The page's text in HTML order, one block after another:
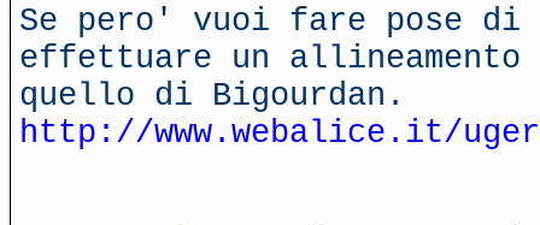
Se pero' vuoi fare pose di
effettuare un allineamento
quello di Bigourdan.
http://www.webalice.it/